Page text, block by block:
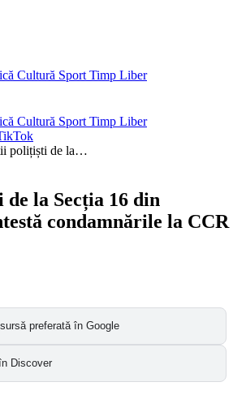
Cultură Sport Timp Liber
Cultură Sport Timp Liber
polițiști de la…
la Secția 16 din
condamnările la CCR
preferată în Google
Discover